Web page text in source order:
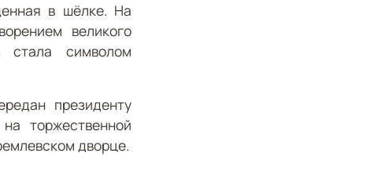
в шёлке. На
великого
символом
президенту
торжественной
дворце.